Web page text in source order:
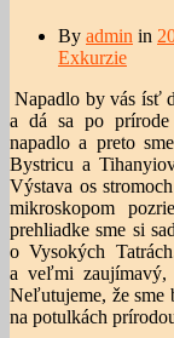
By admin in
Exkurzie
Napadlo by vás ísť
a dá sa po prírode
napadlo a preto
Bystricu a
Výstava os
mikroskopom
prehliadke sme si
o Vysokých
a veľmi
Neľutujeme, že sme
na potulkách